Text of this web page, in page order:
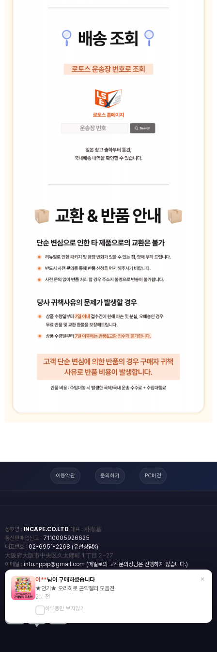
이용약관 문의하기 PC버전
상호명 : INCAPE.CO.LTD 대표 : 朴順基
통신판매업신고 : 7110005926625
대표번호 : 02-6951-2268 (유선상담X)
大阪府大阪市中央区久太郎町１丁目２−27
이메일 : info.nppip@gmail.com (메일로의 고객문의상담은 진행하지 않습니다.)
copyright
일본직구쇼핑몰 엔핍
2018 All rights reserved.
blog
이**님이 구매하셨습니다
★인기★ 오리히로 곤약젤리 모음전
2분 전
하루동안 보지않기
×